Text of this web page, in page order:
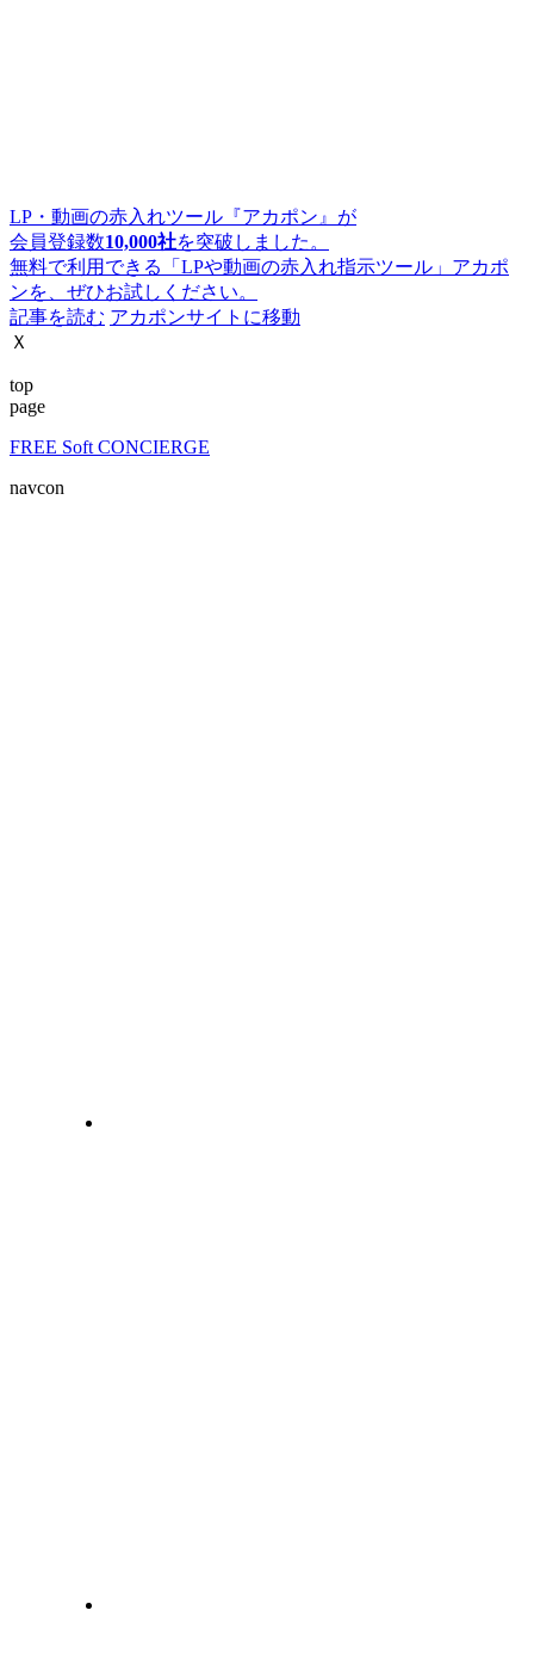
LP・動画の赤入れツール『アカポン』が
会員登録数10,000社を突破しました。
無料で利用できる「LPや動画の赤入れ指示ツール」アカポ
ンを、ぜひお試しください。
記事を読む アカポンサイトに移動
Ｘ
top
page
FREE Soft CONCIERGE
navcon